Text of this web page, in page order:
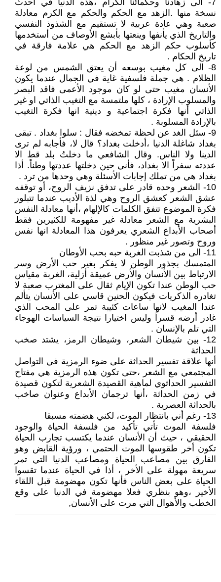
7- الى زهادنا وحكمائنا الكرام ،هذه الدنيا في أحدث
نسخة منها .الزهد مع الحكم والحكم مع الكرم معادلة
صعبة وهي عادة عربية لا تستقيم مع الشذوذ النفسي
والتاريخ الذي يأنفها وينعتها بأبشع الأوصاف من أستخدمها
كأسلوب حكم الزهد مع الحكم هي علامة فارقة في
تاريخ الحكام .
8- الى كل مغيب بوسعه أن يعتق الشمس من لوعة
الظلام . هي جملة فلسفية غاية في الجمال عندما يكون
الأنسان مغيب حتى لو كان موجود الأعمى فاقد البصر
والمسلوب الإرادة ، كلها ملتمسة مع التغيب الذاتي او غير
الذاتي أنها فكرة اجتماعية و دينية انها فكرة التغيب
بالإرادة المسلوبة .
9- سئل الغد عن لحظة تمخضه فقال : سلوا بغداد . تبقى
بغداد شاغلة الدنيا ،أدخلت بغداد؟ قال لا، فأجابه لم ترى
الدينا ولا الناس. وقال الشافعي ما دخلتُ بلد قط الا
عددته سفراً الا بغداد، فأني حين دخلتها عددتها وطناً. أذا
بغداد هي من تملك إجابات الأسئلة وهي وحدها من ترد .
10- الشعر وحده قادر على تدفق نزيف الروح، أو توقفه
عشق الشعر كعشق الروح وهي لذة الأديب عندما تتبلور
فكرة الموضوع تتفق الكلمات كالإلهام ،أنها معادلة النفس
البشرية مع الشعر معادلة غير مفهومة للكثيرين فقط
أصحاب الأبداع الشعري يعرفون هذا المعادلة انها نفس
وروح وتصور غير منظور .
11- الى من شذبت الغربة حبه بحب الأوطان
المتمسك بجذور الوطن لا يفكر بغير حب الأرض وسر
الارتباط بين الأنسان والأرض عميقة أزلية، الغربة مقياس
حب الوطن عندا تكون الإيام ثقال على المغترب صعبة لا
تغادره الذكريات فيكون الحنين قاسي على الأنسان يتألم
عندا المغيب لانها ساعات كئيبة تمر على المحب الذي
غادر أرضه قسراً وليس اختيارا نتيجة السياسات الهوجاء
التي تلم بالإنسان .
12- بين شيطان الشعر، وشيطان الرمز، يشتد صخب
الحداثة
أنها علاقة تفسير الحداثة على ضوء الرمزية في التواصل
المجتمعي مع الشعر ،حتى تكون هذه الرمزية هي مفتاح
التفسير الحداثوي لماهية القصيدة الشعرية لتكون قصيدة
في زمن الحداثة ،أنها ترجمان الأبداع وعنوان صاخب
بالحداثة العصرية .
13- رغم أني بانتظار الموت، لكني هضمته مسبقا
فلسفة الموت تأتي تأكيد من فلسفة الحياة والوجود
الحقيقي ، حيث أن الأنسان عندما يكتسب تجارب الحياة
تكون أخر طقوسها الموت الحتمي ، ورؤية القابض وهو
الفارق بين مصاعب الحياة ومصاعب الدنيا التي تمر
سريعة مهولة على الأخر ، أذا في الحياة عندما تقسوا
الحياة على بعض الناس فأنها تكون مهضومة قبل اللقاء
الأخير ،وهو بنظري فعلا مهضومة في الدنيا على وقع
الخطب والأهوال التي مرت على الأنسان,